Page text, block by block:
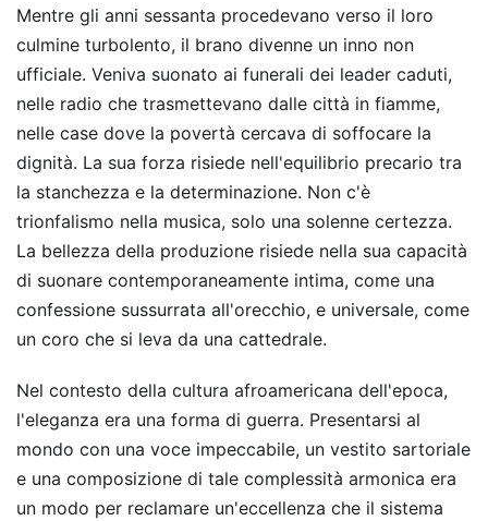
Mentre gli anni sessanta procedevano verso il loro
culmine turbolento, il brano divenne un inno non
ufficiale. Veniva suonato ai funerali dei leader caduti,
nelle radio che trasmettevano dalle città in fiamme,
nelle case dove la povertà cercava di soffocare la
dignità. La sua forza risiede nell'equilibrio precario tra
la stanchezza e la determinazione. Non c'è
trionfalismo nella musica, solo una solenne certezza.
La bellezza della produzione risiede nella sua capacità
di suonare contemporaneamente intima, come una
confessione sussurrata all'orecchio, e universale, come
un coro che si leva da una cattedrale.
Nel contesto della cultura afroamericana dell'epoca,
l'eleganza era una forma di guerra. Presentarsi al
mondo con una voce impeccabile, un vestito sartoriale
e una composizione di tale complessità armonica era
un modo per reclamare un'eccellenza che il sistema